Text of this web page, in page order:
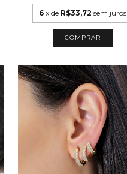
6 x de R$33,72 sem juros
COMPRAR